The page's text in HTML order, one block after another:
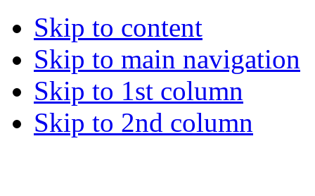
Skip to content
Skip to main navigation
Skip to 1st column
Skip to 2nd column